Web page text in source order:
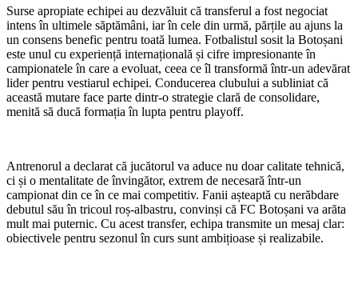
Surse apropiate echipei au dezvăluit că transferul a fost negociat
intens în ultimele săptămâni, iar în cele din urmă, părțile au ajuns la
un consens benefic pentru toată lumea. Fotbalistul sosit la Botoșani
este unul cu experiență internațională și cifre impresionante în
campionatele în care a evoluat, ceea ce îl transformă într-un adevărat
lider pentru vestiarul echipei. Conducerea clubului a subliniat că
această mutare face parte dintr-o strategie clară de consolidare,
menită să ducă formația în lupta pentru playoff.
Antrenorul a declarat că jucătorul va aduce nu doar calitate tehnică,
ci și o mentalitate de învingător, extrem de necesară într-un
campionat din ce în ce mai competitiv. Fanii așteaptă cu nerăbdare
debutul său în tricoul roș-albastru, convinși că FC Botoșani va arăta
mult mai puternic. Cu acest transfer, echipa transmite un mesaj clar:
obiectivele pentru sezonul în curs sunt ambițioase și realizabile.